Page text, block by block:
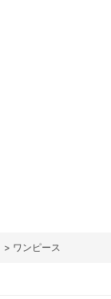
> ワンピース